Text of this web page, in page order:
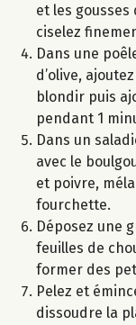
et les gousses
ciselez
Dans une
d’olive,
blondir puis
pendant 1
Dans un
avec le
et poivre,
fourchette.
Déposez une
feuilles de
former des
Pelez et
dissoudre la